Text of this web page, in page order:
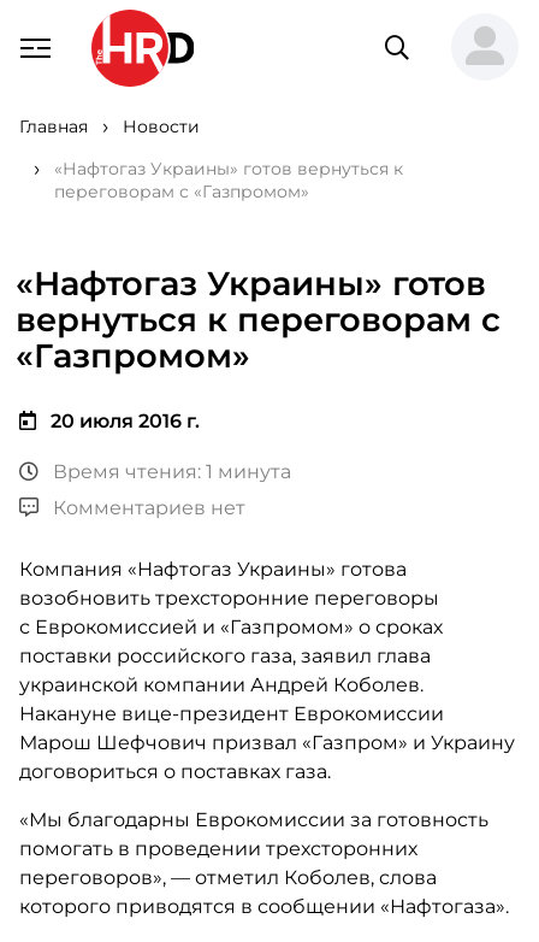
Главная
Новости
«Нафтогаз Украины» готов вернуться к
переговорам с «Газпромом»
«Нафтогаз Украины» готов
вернуться к переговорам с
«Газпромом»
20 июля 2016 г.
Время чтения: 1 минута
Комментариев нет
Компания «Нафтогаз Украины» готова
возобновить трехсторонние переговоры
с Еврокомиссией и «Газпромом» о сроках
поставки российского газа, заявил глава
украинской компании Андрей Коболев.
Накануне вице-президент Еврокомиссии
Марош Шефчович призвал «Газпром» и Украину
договориться о поставках газа.
«Мы благодарны Еврокомиссии за готовность
помогать в проведении трехсторонних
переговоров», — отметил Коболев, слова
которого приводятся в сообщении «Нафтогаза».